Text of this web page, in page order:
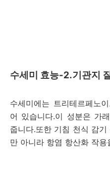
수세미 효능-2.기관지
수세미에는 트리테르페노
어 있습니다.이 성분은 가
줍니다.또한 기침 천식 감
만 아니라 항염 항산화 작용